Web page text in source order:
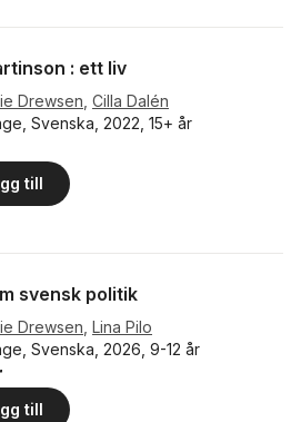
: ett liv
Drewsen Cilla Dalén
Svenska, 2022, 15+ år
till
svensk politik
Drewsen Lina Pilo
Svenska, 2026, 9-12 år
till